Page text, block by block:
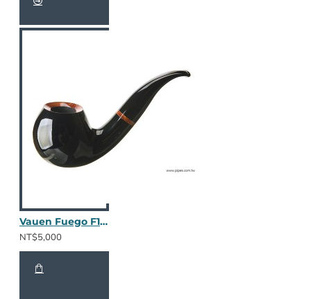
Vauen Fuego F119
NT$5,000